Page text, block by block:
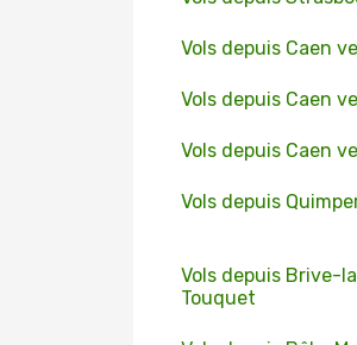
Vols depuis Caen
Vols depuis Caen
Vols depuis Caen
Vols depuis
Vols depuis Brive-
Touquet